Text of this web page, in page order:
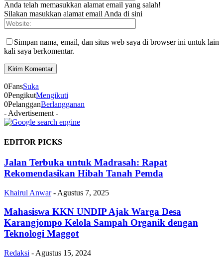
Anda telah memasukkan alamat email yang salah!
Silakan masukkan alamat email Anda di sini
Simpan nama, email, dan situs web saya di browser ini untuk lain
kali saya berkomentar.
0FansSuka
0PengikutMengikuti
0PelangganBerlangganan
- Advertisement -
EDITOR PICKS
Jalan Terbuka untuk Madrasah: Rapat
Rekomendasikan Hibah Tanah Pemda
Khairul Anwar - Agustus 7, 2025
Mahasiswa KKN UNDIP Ajak Warga Desa
Karangjompo Kelola Sampah Organik dengan
Teknologi Maggot
Redaksi - Agustus 15, 2024